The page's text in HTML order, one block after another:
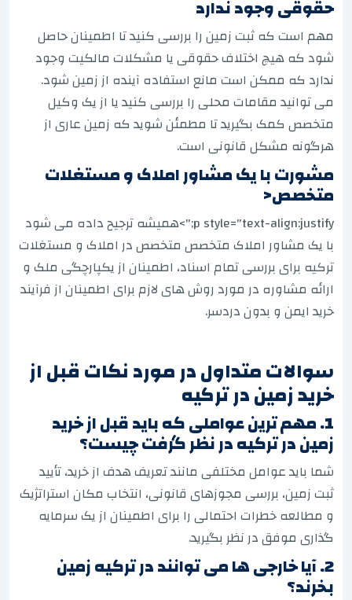
حقوقی وجود ندارد
مهم است که ثبت زمین را بررسی کنید تا اطمینان حاصل
شود که هیچ اختلاف حقوقی یا مشکلات مالکیت وجود
ندارد که ممکن است مانع استفاده آینده از زمین شود.
می توانید مقامات محلی را بررسی کنید یا از یک وکیل
متخصص کمک بگیرید تا مطمئن شوید که زمین عاری از
هرگونه مشکل قانونی است.
مشورت با یک مشاور املاک و مستغلات
متخصص<
p style="text-align:justify;"> همیشه ترجیح داده می شود
با یک مشاور املاک متخصص متخصص در املاک و مستغلات
ترکیه برای بررسی تمام اسناد، اطمینان از یکپارچگی ملک و
ارائه مشاوره در مورد روش های لازم برای اطمینان از فرآیند
خرید ایمن و بدون دردسر.
سوالات متداول در مورد نکات قبل از
خرید زمین در ترکیه
1. مهم ترین عواملی که باید قبل از خرید
زمین در ترکیه در نظر گرفت چیست؟
شما باید عوامل مختلفی مانند تعریف هدف از خرید، تأیید
ثبت زمین، بررسی مجوزهای قانونی، انتخاب مکان استراتژیک
و مطالعه خطرات احتمالی را برای اطمینان از یک سرمایه
گذاری موفق در نظر بگیرید.
2. آیا خارجی ها می توانند در ترکیه زمین
بخرند؟